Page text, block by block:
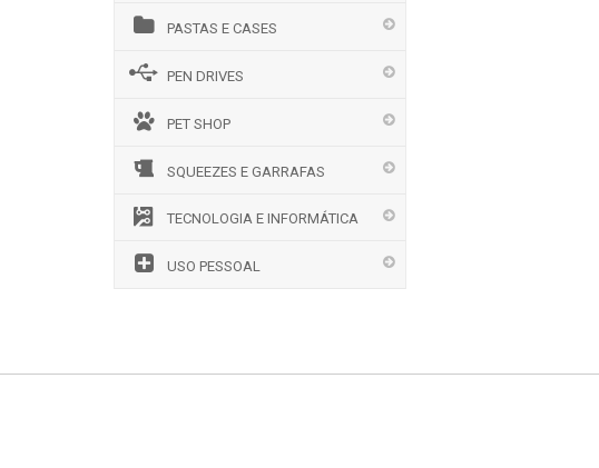
PASTAS E CASES
PEN DRIVES
PET SHOP
SQUEEZES E GARRAFAS
TECNOLOGIA E INFORMÁTICA
USO PESSOAL